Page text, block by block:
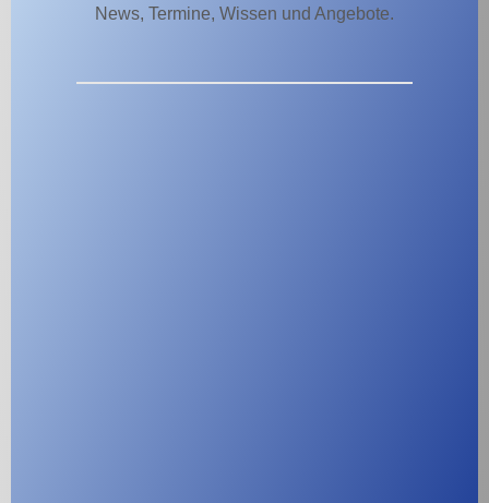
News, Termine, Wissen und Angebote.